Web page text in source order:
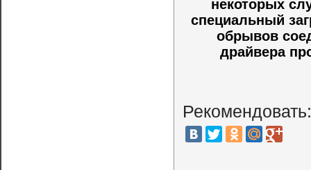
некоторых
специальный
обрывов
драйвера